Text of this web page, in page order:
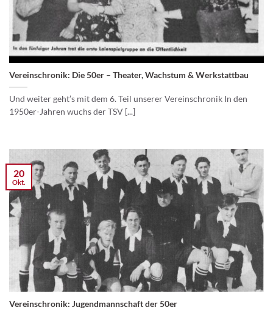
Vereinschronik: Die 50er – Theater, Wachstum & Werkstattbau
Und weiter geht’s mit dem 6. Teil unserer Vereinschronik In den
1950er-Jahren wuchs der TSV [...]
Vereinschronik: Jugendmannschaft der 50er
20
Okt.